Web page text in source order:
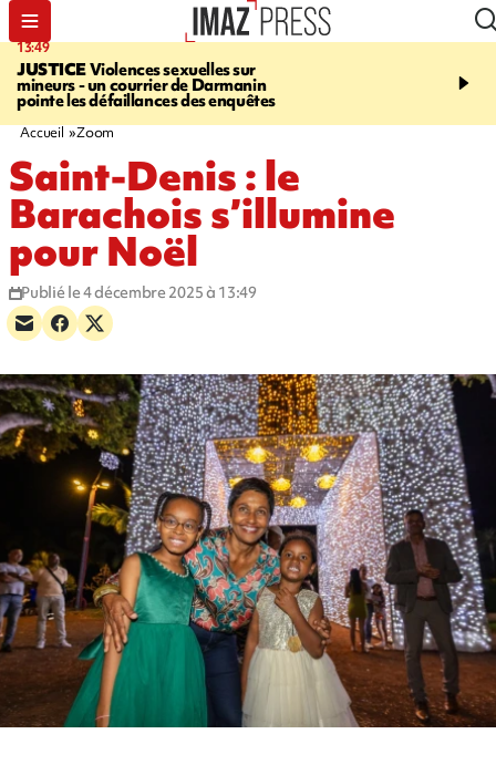
13:49
JUSTICEViolences sexuelles sur
mineurs - un courrier de Darmanin
pointe les défaillances des enquêtes
17:59
Corniche - la route du
Accueil Zoom
Saint-Denis : le
Barachois s’illumine
pour Noël
Publié le 4 décembre 2025 à 13:49